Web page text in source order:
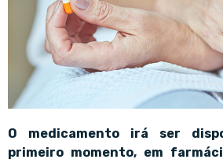
O medicamento irá ser
primeiro momento, em